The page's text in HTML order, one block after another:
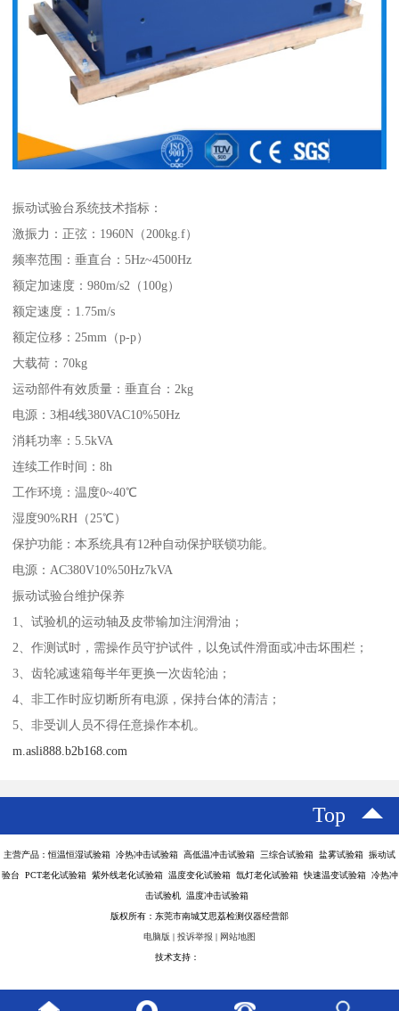
振动试验台系统技术指标：
激振力：正弦：1960N（200kg.f）
频率范围：垂直台：5Hz~4500Hz
额定加速度：980m/s2（100g）
额定速度：1.75m/s
额定位移：25mm（p-p）
大载荷：70kg
运动部件有效质量：垂直台：2kg
电源：3相4线380VAC10%50Hz
消耗功率：5.5kVA
连续工作时间：8h
工作环境：温度0~40℃
湿度90%RH（25℃）
保护功能：本系统具有12种自动保护联锁功能。
电源：AC380V10%50Hz7kVA
振动试验台维护保养
1、试验机的运动轴及皮带输加注润滑油；
2、作测试时，需操作员守护试件，以免试件滑面或冲击坏围栏；
3、齿轮减速箱每半年更换一次齿轮油；
4、非工作时应切断所有电源，保持台体的清洁；
5、非受训人员不得任意操作本机。
m.asli888.b2b168.com
Top
主营产品：恒温恒湿试验箱 冷热冲击试验箱 高低温冲击试验箱 三综合试验箱 盐雾试验箱 振动试
验台 PCT老化试验箱 紫外线老化试验箱 温度变化试验箱 氙灯老化试验箱 快速温变试验箱 冷热冲
击试验机 温度冲击试验箱
版权所有：东莞市南城艾思荔检测仪器经营部
电脑版 | 投诉举报 | 网站地图
技术支持：